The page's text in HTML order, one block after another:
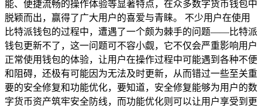
能、便捷流畅的操作体验等显著特点，在众多数字货币钱包中
脱颖而出，赢得了广大用户的喜爱与青睐。 不少用户在使用
比特派钱包的过程中，遭遇了一个颇为棘手的问题——比特派
钱包更新不了，这一问题可不容小觑，它不仅会严重影响用户
正常使用钱包的体验，让用户在操作过程中可能遇到各种不便
和阻碍，还极有可能因为无法及时更新，从而错过一些至关重
要的安全修复和功能优化，要知道，安全修复能够为用户的数
字货币资产筑牢安全防线，而功能优化则可以让用户享受到更